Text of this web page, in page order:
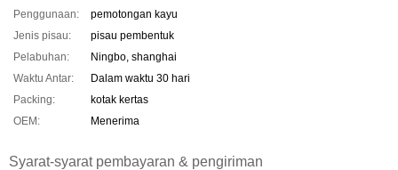
Penggunaan:
pemotongan kayu
Jenis pisau:
pisau pembentuk
Pelabuhan:
Ningbo, shanghai
Waktu Antar:
Dalam waktu 30 hari
Packing:
kotak kertas
OEM:
Menerima
Syarat-syarat pembayaran & pengiriman